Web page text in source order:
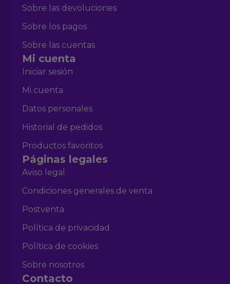
Sobre las devoluciones
Sobre los pagos
Sobre las cuentas
Mi cuenta
Iniciar sesión
Mi cuenta
Datos personales
Historial de pedidos
Productos favoritos
Páginas legales
Aviso legal
Condiciones generales de venta
Postventa
Política de privacidad
Política de cookies
Sobre nosotros
Contacto